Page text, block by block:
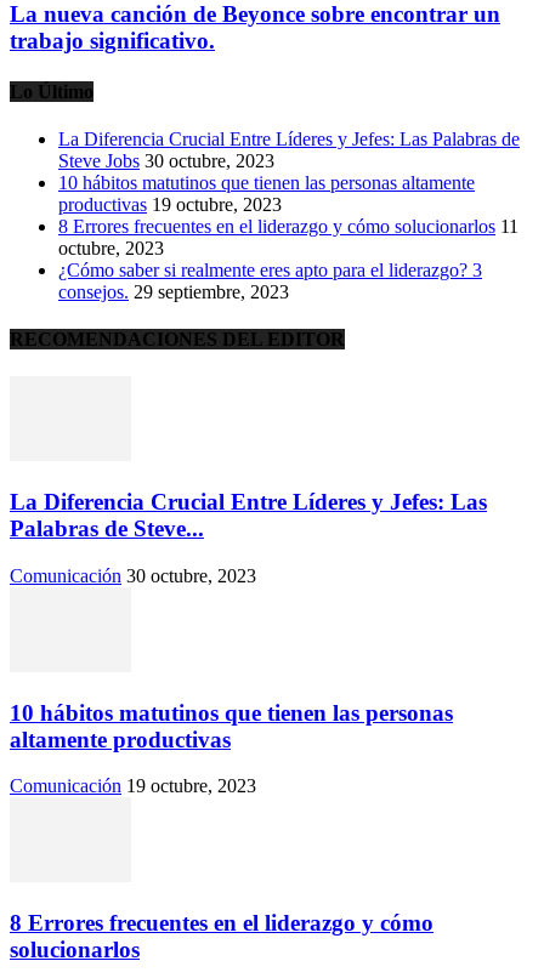
La nueva canción de Beyonce sobre encontrar un
trabajo significativo.
Lo Último
La Diferencia Crucial Entre Líderes y Jefes: Las Palabras de
Steve Jobs 30 octubre, 2023
10 hábitos matutinos que tienen las personas altamente
productivas 19 octubre, 2023
8 Errores frecuentes en el liderazgo y cómo solucionarlos 11
octubre, 2023
¿Cómo saber si realmente eres apto para el liderazgo? 3
consejos. 29 septiembre, 2023
RECOMENDACIONES DEL EDITOR
La Diferencia Crucial Entre Líderes y Jefes: Las
Palabras de Steve...
Comunicación 30 octubre, 2023
10 hábitos matutinos que tienen las personas
altamente productivas
Comunicación 19 octubre, 2023
8 Errores frecuentes en el liderazgo y cómo
solucionarlos